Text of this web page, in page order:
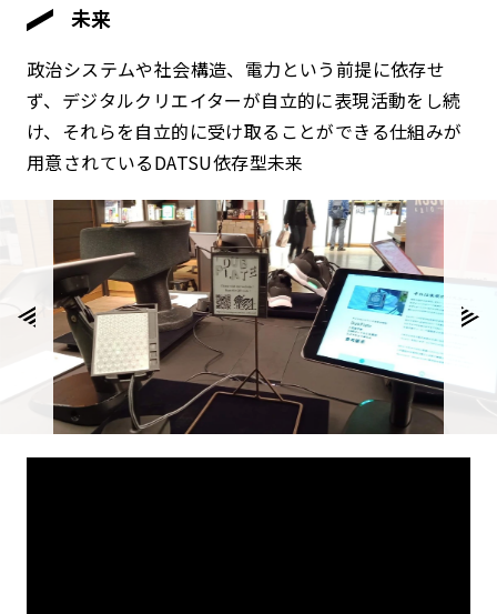
未来
政治システムや社会構造、電力という前提に依存せ
ず、デジタルクリエイターが自立的に表現活動をし続
け、それらを自立的に受け取ることができる仕組みが
用意されているDATSU依存型未来